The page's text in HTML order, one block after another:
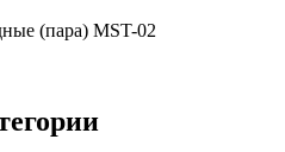
(пара) MST-02